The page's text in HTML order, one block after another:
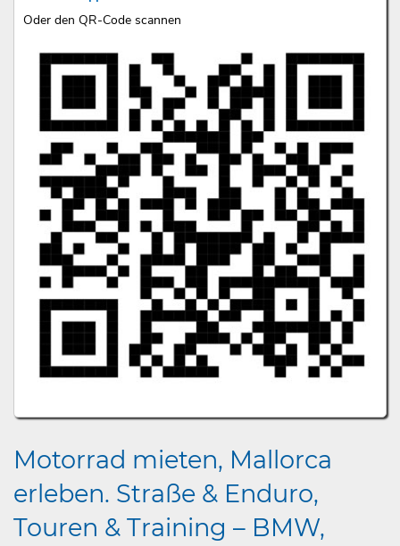
Oder den QR-Code scannen
Motorrad mieten, Mallorca
erleben. Straße & Enduro,
Touren & Training – BMW,